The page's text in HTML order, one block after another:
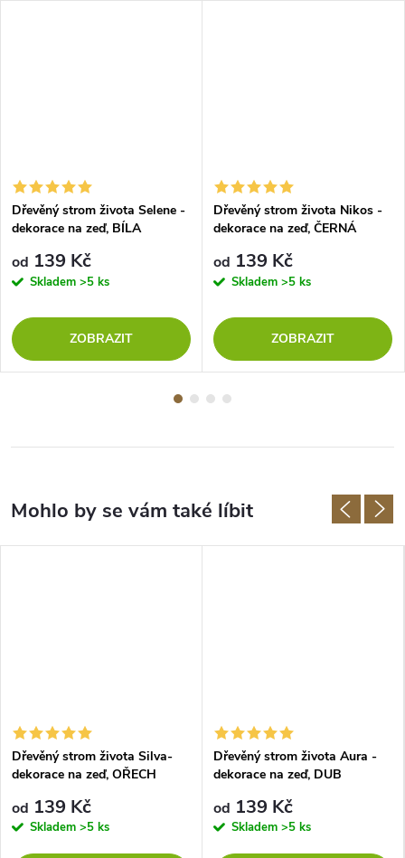
Dřevěný strom života Selene -
dekorace na zeď, BÍLA
od 139 Kč
Skladem >5 ks
ZOBRAZIT
Dřevěný strom života Nikos -
dekorace na zeď, ČERNÁ
od 139 Kč
Skladem >5 ks
ZOBRAZIT
Dřevěný strom života Silva-
dekorace na zeď, OŘECH
od 139 Kč
Skladem >5 ks
Dřevěný strom života Aura -
dekorace na zeď, DUB
od 139 Kč
Skladem >5 ks